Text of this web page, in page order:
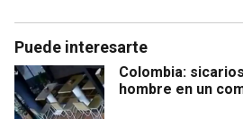
Puede interesarte
Colombia:
hombre en un